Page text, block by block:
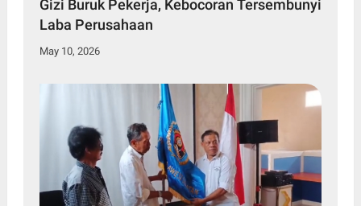
Gizi Buruk Pekerja, Kebocoran Tersembunyi
Laba Perusahaan
May 10, 2026